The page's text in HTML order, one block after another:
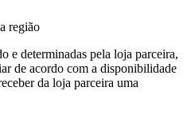
região
e determinadas pela loja parceira,
de acordo com a disponibilidade
da loja parceira uma